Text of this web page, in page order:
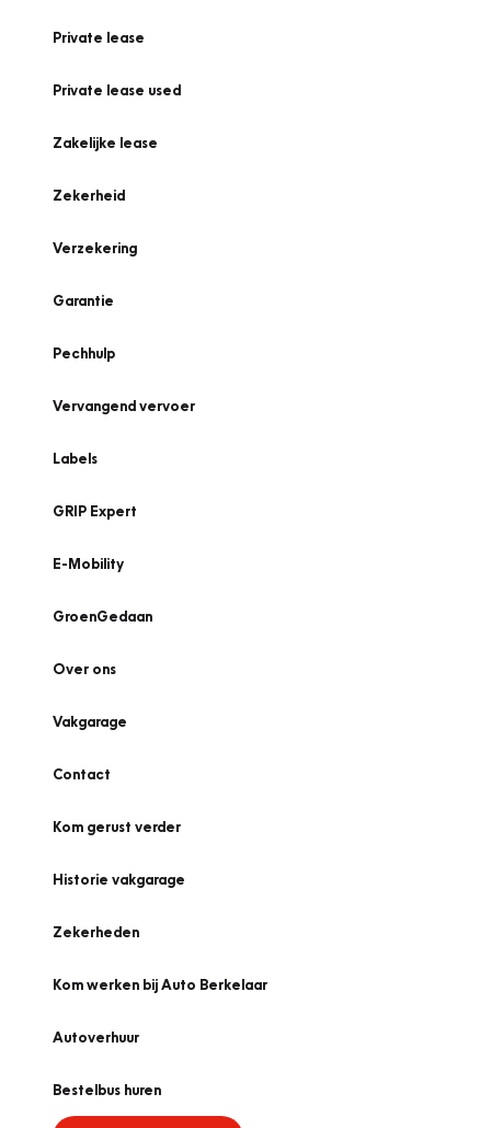
Private lease
Private lease used
Zakelijke lease
Zekerheid
Verzekering
Garantie
Pechhulp
Vervangend vervoer
Labels
GRIP Expert
E-Mobility
GroenGedaan
Over ons
Vakgarage
Contact
Kom gerust verder
Historie vakgarage
Zekerheden
Kom werken bij Auto Berkelaar
Autoverhuur
Bestelbus huren